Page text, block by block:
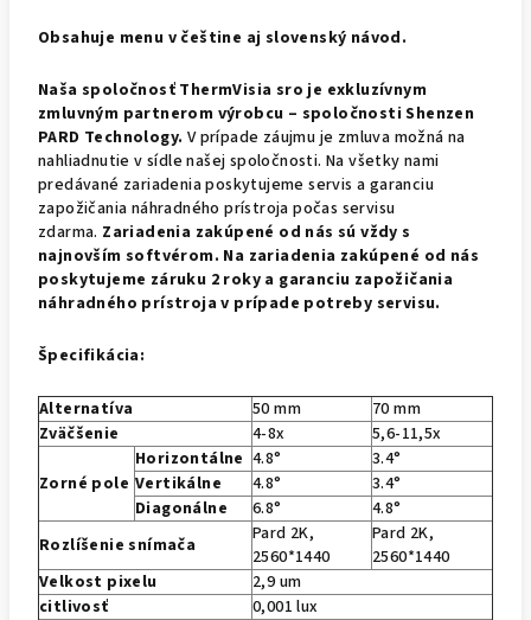
Obsahuje menu v češtine aj slovenský návod.
Naša spoločnosť ThermVisia sro je exkluzívnym
zmluvným partnerom výrobcu – spoločnosti Shenzen
PARD Technology. V prípade záujmu je zmluva možná na
nahliadnutie v sídle našej spoločnosti. Na všetky nami
predávané zariadenia poskytujeme servis a garanciu
zapožičania náhradného prístroja počas servisu
zdarma. Zariadenia zakúpené od nás sú vždy s
najnovším softvérom. Na zariadenia zakúpené od nás
poskytujeme záruku 2 roky a garanciu zapožičania
náhradného prístroja v prípade potreby servisu.
Špecifikácia:
Alternatíva 50 mm
70 mm
Zväčšenie
4-8x 5,6-11,5x
Zorné pole
Horizontálne 4.8°
3.4°
Vertikálne
4.8°
3.4°
Diagonálne
6.8°
4.8°
Rozlíšenie snímača
Pard 2K,
2560*1440
Pard 2K,
2560*1440
Velkost pixelu
2,9 um
citlivosť
0,001 lux